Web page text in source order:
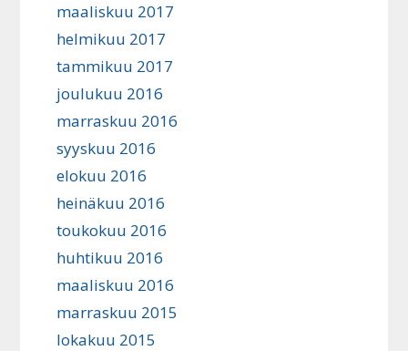
maaliskuu 2017
helmikuu 2017
tammikuu 2017
joulukuu 2016
marraskuu 2016
syyskuu 2016
elokuu 2016
heinäkuu 2016
toukokuu 2016
huhtikuu 2016
maaliskuu 2016
marraskuu 2015
lokakuu 2015